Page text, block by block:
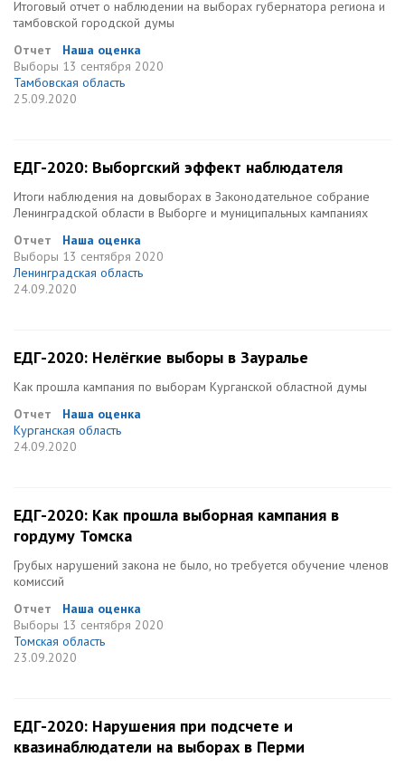
Итоговый отчет о наблюдении на выборах губернатора региона и
тамбовской городской думы
Отчет
Наша оценка
Выборы 13 сентября 2020
Тамбовская область
25.09.2020
ЕДГ-2020: Выборгский эффект наблюдателя
Итоги наблюдения на довыборах в Законодательное собрание
Ленинградской области в Выборге и муниципальных кампаниях
Отчет
Наша оценка
Выборы 13 сентября 2020
Ленинградская область
24.09.2020
ЕДГ-2020: Нелёгкие выборы в Зауралье
Как прошла кампания по выборам Курганской областной думы
Отчет
Наша оценка
Курганская область
24.09.2020
ЕДГ-2020: Как прошла выборная кампания в
гордуму Томска
Грубых нарушений закона не было, но требуется обучение членов
комиссий
Отчет
Наша оценка
Выборы 13 сентября 2020
Томская область
23.09.2020
ЕДГ-2020: Нарушения при подсчете и
квазинаблюдатели на выборах в Перми